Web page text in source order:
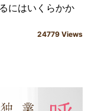
にはいくらかか
24779 Views